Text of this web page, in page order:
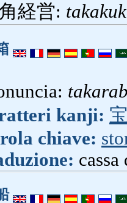
経営:
kanji:
chiave: